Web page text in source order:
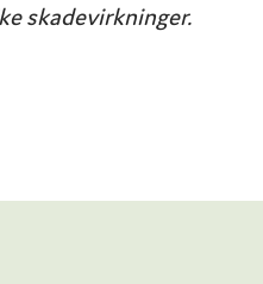
skadevirkninger.